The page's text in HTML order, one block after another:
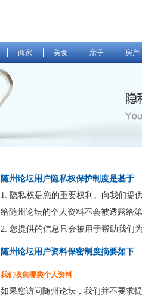
商家 美食 亲子 房产
随州论坛用户隐私权保护制度是基于
1. 隐私权是您的重要权利。向我们提
给随州论坛的个人资料不会被透露给
2. 您提供的信息只会被用于帮助我们
随州论坛用户资料保密制度摘要如下
我们收集哪类个人资料
如果您访问随州论坛，我们并不要求